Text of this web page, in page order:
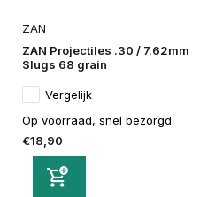
ZAN
ZAN Projectiles .30 / 7.62mm
Slugs 68 grain
Vergelijk
Op voorraad, snel bezorgd
€18,90